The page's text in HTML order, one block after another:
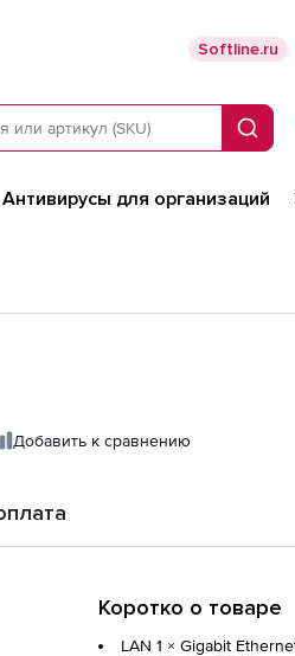
Softline.ru
Поиск
Антивирусы для организаций
Добавить к сравнению
Коротко о товаре
LAN 1 × Gigabit